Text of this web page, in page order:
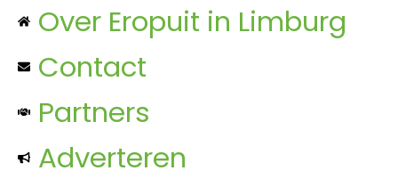
Over Eropuit in Limburg
Contact
Partners
Adverteren